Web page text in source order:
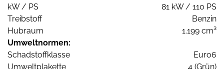
kW / PS
81 kW / 110 PS
Treibstoff
Benzin
Hubraum
1.199 cm³
Umweltnormen:
Schadstoffklasse
Euro6
Umweltplakette
4 (Grün)